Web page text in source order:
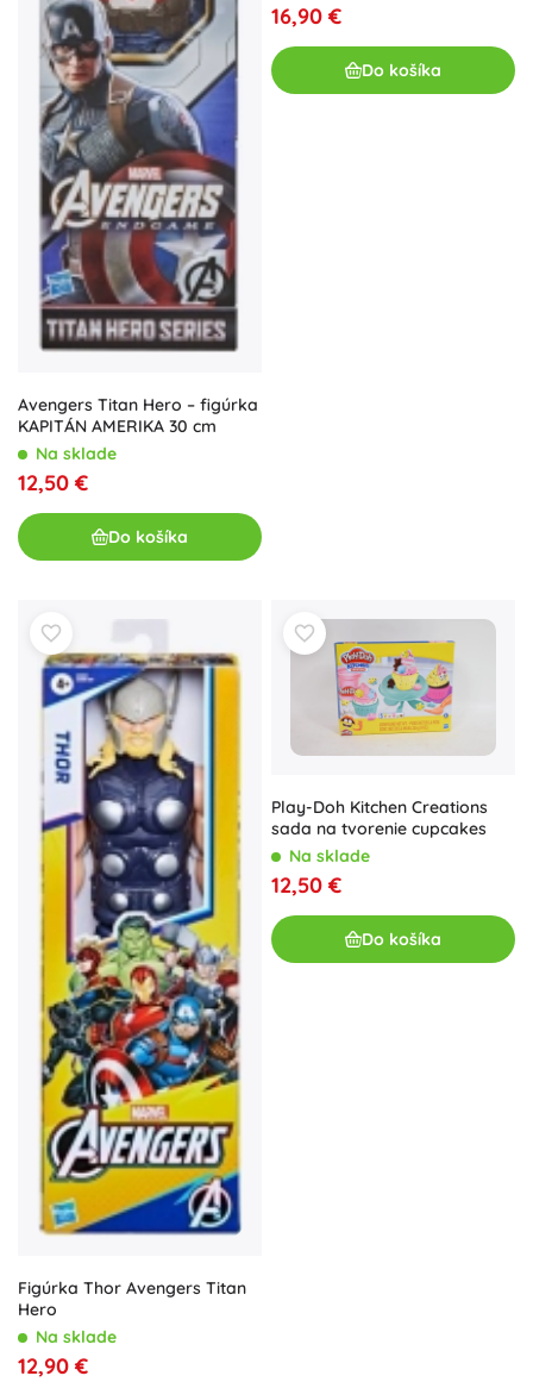
Avengers Titan Hero – figúrka
KAPITÁN AMERIKA 30 cm
Na sklade
12,50 €
Do košíka
16,90 €
Do košíka
Figúrka Thor Avengers Titan
Hero
Na sklade
12,90 €
Play-Doh Kitchen Creations
sada na tvorenie cupcakes
Na sklade
12,50 €
Do košíka